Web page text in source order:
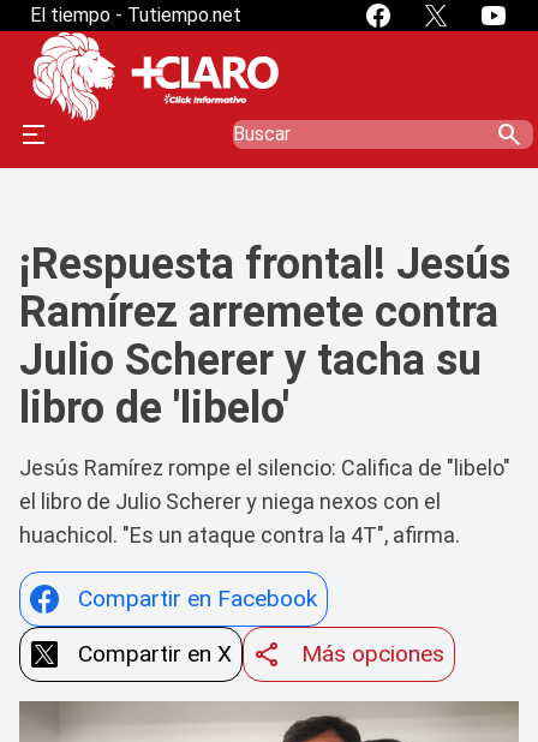
" />" />
El tiempo - Tutiempo.net
search
¡Respuesta frontal! Jesús
Ramírez arremete contra
Julio Scherer y tacha su
libro de 'libelo'
Jesús Ramírez rompe el silencio: Califica de "libelo"
el libro de Julio Scherer y niega nexos con el
huachicol. "Es un ataque contra la 4T", afirma.
Compartir en Facebook
Compartir en X
Más opciones